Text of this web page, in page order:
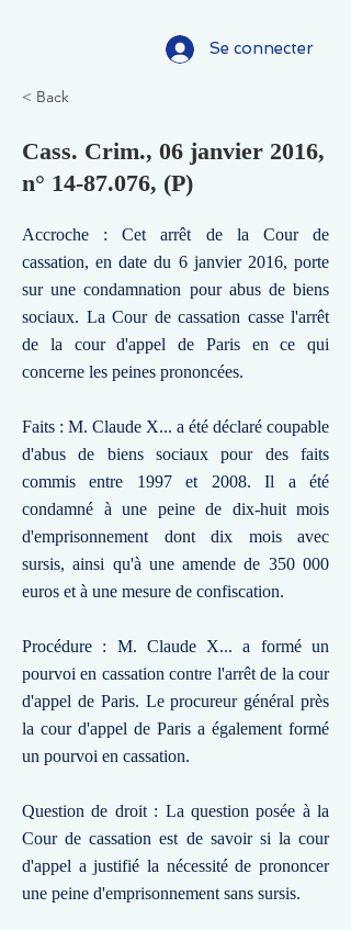
Se connecter
< Back
Cass. Crim., 06 janvier 2016,
n° 14-87.076, (P)
Accroche : Cet arrêt de la Cour de
cassation, en date du 6 janvier 2016, porte
sur une condamnation pour abus de biens
sociaux. La Cour de cassation casse l'arrêt
de la cour d'appel de Paris en ce qui
concerne les peines prononcées.
Faits : M. Claude X... a été déclaré coupable
d'abus de biens sociaux pour des faits
commis entre 1997 et 2008. Il a été
condamné à une peine de dix-huit mois
d'emprisonnement dont dix mois avec
sursis, ainsi qu'à une amende de 350 000
euros et à une mesure de confiscation.
Procédure : M. Claude X... a formé un
pourvoi en cassation contre l'arrêt de la cour
d'appel de Paris. Le procureur général près
la cour d'appel de Paris a également formé
un pourvoi en cassation.
Question de droit : La question posée à la
Cour de cassation est de savoir si la cour
d'appel a justifié la nécessité de prononcer
une peine d'emprisonnement sans sursis.